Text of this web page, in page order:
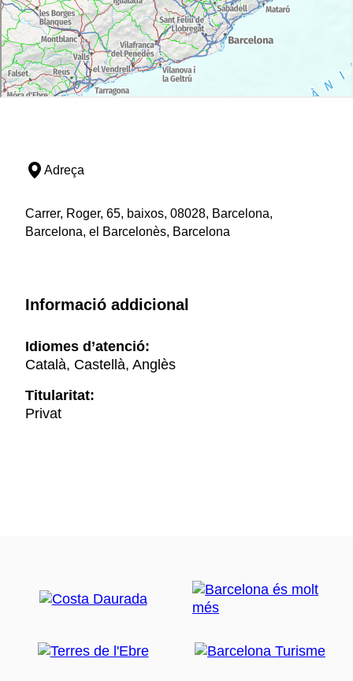
Adreça
Carrer, Roger, 65, baixos, 08028, Barcelona,
Barcelona, el Barcelonès, Barcelona
Informació addicional
Idiomes d’atenció:
Català, Castellà, Anglès
Titularitat:
Privat